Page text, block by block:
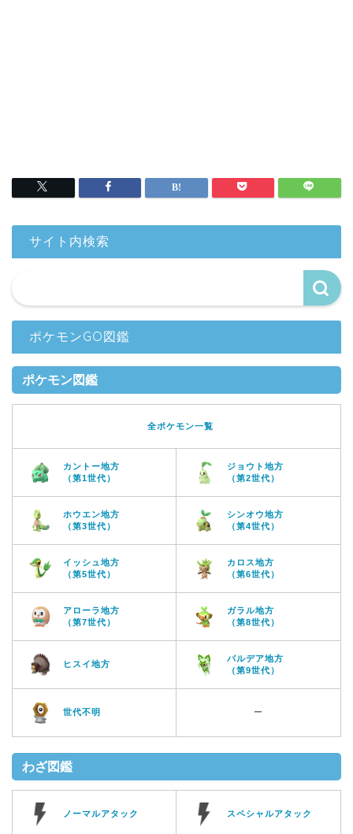
サイト内検索
ポケモンGO図鑑
ポケモン図鑑
全ポケモン一覧
カントー地方
（第1世代）
ジョウト地方
（第2世代）
ホウエン地方
（第3世代）
シンオウ地方
（第4世代）
イッシュ地方
（第5世代）
カロス地方
（第6世代）
アローラ地方
（第7世代）
ガラル地方
（第8世代）
ヒスイ地方
パルデア地方
（第9世代）
世代不明 ー
わざ図鑑
ノーマルアタック スペシャルアタック